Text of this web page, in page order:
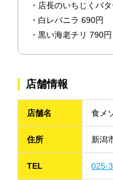
・店長のいちじくバ
・白レバニラ 690円
・黒い海老チリ 790円
店舗情報
店舗名 食メ
住所 新潟
TEL 025-